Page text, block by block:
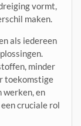
vormt,
maken.
als iedereen
minder
toekomstige
werken, en
cruciale rol